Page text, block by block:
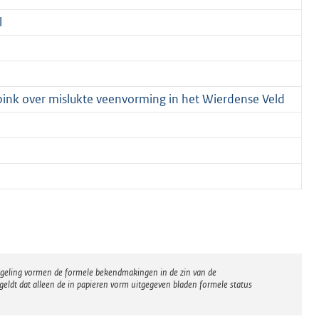
over mislukte veenvorming in het Wierdense Veld
vormen de formele bekendmakingen in de zin van de
dat alleen de in papieren vorm uitgegeven bladen formele status